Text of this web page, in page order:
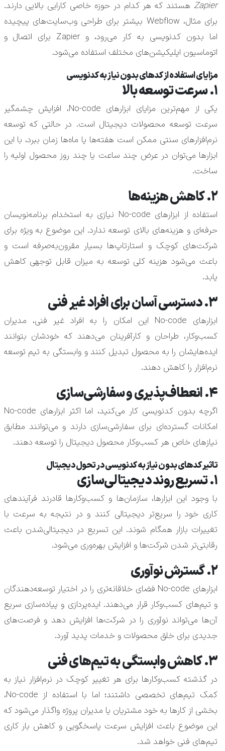
Zapierهستند که هر کدام در حوزه خاصی کارایی بالایی دارند.
برای مثال، Webflow بیشتر برای طراحی وب‌سایت‌های پیچیده
اما بدون کدنویسی به کار می‌رود، و Zapier برای اتصال و
اتوماسیون اپلیکیشن‌های مختلف استفاده می‌شود.
مزایای استفاده از کدهای بدون نیاز به کدنویسی
۱. سرعت توسعه بالا
یکی از مهم‌ترین مزایای ابزارهای No-code، افزایش چشمگیر
سرعت توسعه محصولات دیجیتال است. در حالتی که توسعه
نرم‌افزارهای سنتی ممکن است هفته‌ها یا ماه‌ها زمان ببرد، با این
ابزارها می‌توان در عرض چند ساعت یا چند روز محصول اولیه را
ساخت.
۲. کاهش هزینه‌ها
استفاده از ابزارهای No-code نیازی به استخدام برنامه‌نویسان
حرفه‌ای و هزینه‌های بالای توسعه ندارد. این موضوع به ویژه برای
شرکت‌های کوچک و استارتاپ‌ها بسیار مقرون‌به‌صرفه است و
باعث می‌شود هزینه کلی توسعه به میزان قابل توجهی کاهش
یابد.
۳. دسترسی آسان برای افراد غیر فنی
ابزارهای No-code این امکان را به افراد غیر فنی، مدیران
کسب‌وکار، طراحان و کارآفرینان می‌دهند که خودشان بتوانند
ایده‌هایشان را به محصول تبدیل کنند و وابستگی به تیم توسعه
نرم‌افزار را کاهش دهند.
۴. انعطاف‌پذیری و سفارشی‌سازی
اگرچه بدون کدنویسی کار می‌کنید، اما اکثر ابزارهای No-code
امکانات گسترده‌ای برای سفارشی‌سازی دارند و می‌توانند مطابق
نیازهای خاص هر کسب‌وکار محصول دیجیتال را توسعه دهند.
تاثیر کدهای بدون نیاز به کدنویسی در تحول دیجیتال
۱. تسریع روند دیجیتالی‌سازی
با وجود این ابزارها، سازمان‌ها و کسب‌وکارها قادرند فرآیندهای
کاری خود را سریع‌تر دیجیتالی کنند و در نتیجه به سرعت با
تغییرات بازار همگام شوند. این تسریع در دیجیتالی‌شدن باعث
رقابتی‌تر شدن شرکت‌ها و افزایش بهره‌وری می‌شود.
۲. گسترش نوآوری
ابزارهای No-code فضای خلاقانه‌تری را در اختیار توسعه‌دهندگان
و تیم‌های کسب‌وکار قرار می‌دهند. ایده‌پردازی و پیاده‌سازی سریع
آن‌ها می‌تواند نوآوری را در شرکت‌ها افزایش دهد و فرصت‌های
جدیدی برای خلق محصولات و خدمات پدید آورد.
۳. کاهش وابستگی به تیم‌های فنی
در گذشته کسب‌وکارها برای هر تغییر کوچک در نرم‌افزار نیاز به
کمک تیم‌های تخصصی داشتند؛ اما با استفاده از No-code،
بخشی از کارها به خود مشتریان یا مدیران پروژه واگذار می‌شود که
این موضوع باعث افزایش سرعت پاسخگویی و کاهش بار کاری
تیم‌های فنی خواهد شد.